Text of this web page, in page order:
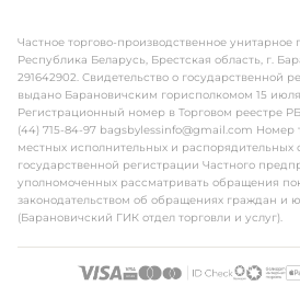
Высота
Частное торгово-производственное
Республика Беларусь, Брестская область, г.
291642902. Свидетельство о государственной
выдано Барановичским горисполкомом 15
Регистрационный номер в Торговом реестре РБ
(44) 715-84-97 bagsbylessinfo@gmail.com Номер
местных исполнительных и распорядительных
государственной регистрации Частного
уполномоченных рассматривать обращения
законодательством об обращениях граждан и
(Барановичский ГИК отдел торговли и услуг).